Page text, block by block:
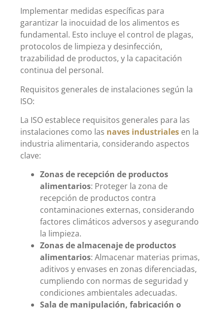
Implementar medidas específicas para
garantizar la inocuidad de los alimentos es
fundamental. Esto incluye el control de plagas,
protocolos de limpieza y desinfección,
trazabilidad de productos, y la capacitación
continua del personal.
Requisitos generales de instalaciones según la
ISO:
La ISO establece requisitos generales para las
instalaciones como las naves industriales en la
industria alimentaria, considerando aspectos
clave:
Zonas de recepción de productos
alimentarios: Proteger la zona de
recepción de productos contra
contaminaciones externas, considerando
factores climáticos adversos y asegurando
la limpieza.
Zonas de almacenaje de productos
alimentarios: Almacenar materias primas,
aditivos y envases en zonas diferenciadas,
cumpliendo con normas de seguridad y
condiciones ambientales adecuadas.
Sala de manipulación, fabricación o